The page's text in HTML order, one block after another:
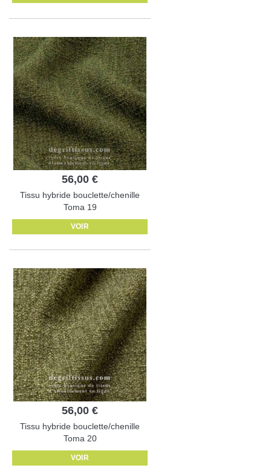
56,00 €
Tissu hybride bouclette/chenille
Toma 19
VOIR
56,00 €
Tissu hybride bouclette/chenille
Toma 20
VOIR